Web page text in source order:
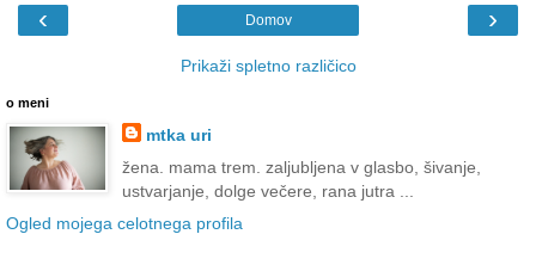
‹ ›
Domov
Prikaži spletno različico
o meni
mtka uri
žena. mama trem. zaljubljena v glasbo, šivanje,
ustvarjanje, dolge večere, rana jutra ...
Ogled mojega celotnega profila